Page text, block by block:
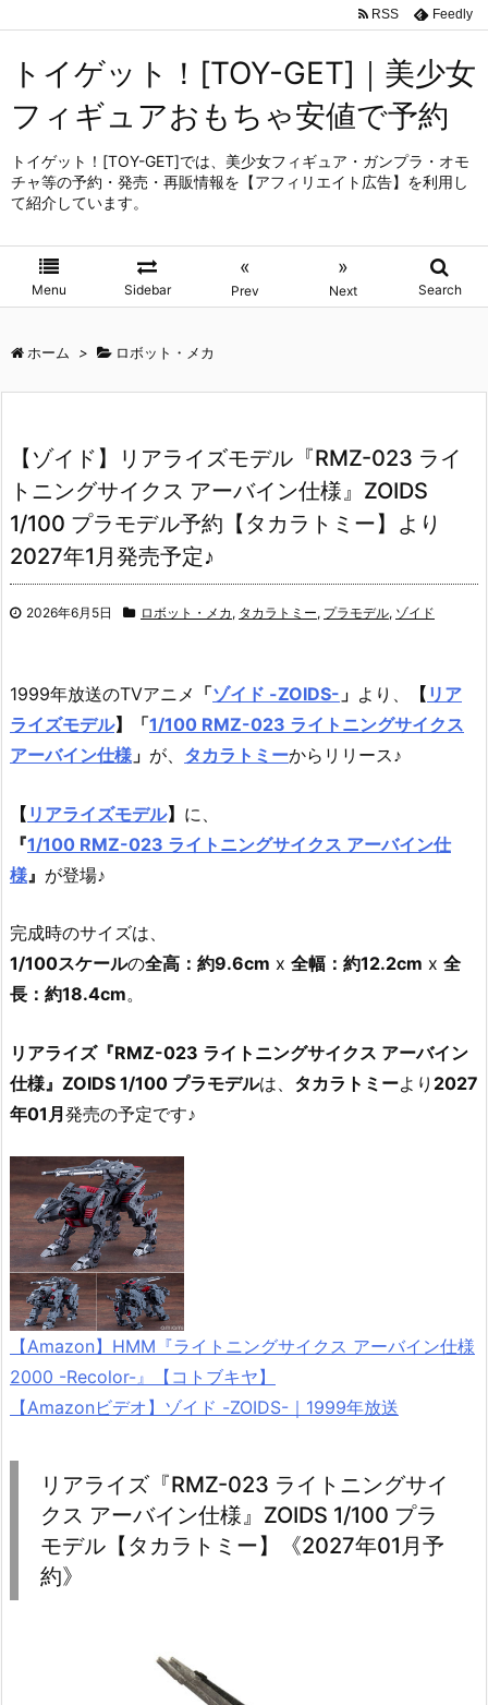
トイゲット！[TOY-GET]｜美少女
フィギュアおもちゃ安値で予約
トイゲット！[TOY-GET]では、美少女フィギュア・ガンプラ・オモ
チャ等の予約・発売・再販情報を【アフィリエイト広告】を利用し
て紹介しています。
Menu Sidebar
«
Prev
»
Next Search
RSS Feedly
ホーム > ロボット・メカ
【ゾイド】リアライズモデル『RMZ-023 ライ
トニングサイクス アーバイン仕様』ZOIDS
1/100 プラモデル予約【タカラトミー】より
2027年1月発売予定♪
2026年6月5日 ロボット・メカ , タカラトミー, プラモデル, ゾイド
1999年放送のTVアニメ 「ゾイド -ZOIDS- 」 より、 【 リア
ライズモデル】 「1/100 RMZ-023 ライトニングサイクス
アーバイン仕様 」 が、 タカラトミーからリリース♪
【 リアライズモデル】 に、
『1/100 RMZ-023 ライトニングサイクス アーバイン仕
様 』 が登場♪
完成時のサイズは、
1/100スケールの全高：約9.6cm x 全幅：約12.2cm x 全
長：約18.4cm。
リアライズ『RMZ-023 ライトニングサイクス アーバイン
仕様』ZOIDS 1/100 プラモデルは、 タカラトミーより 2027
年01月発売の予定です♪
【Amazon】HMM『ライトニングサイクス アーバイン仕様
2000 -Recolor-』【コトブキヤ】
【Amazonビデオ】ゾイド -ZOIDS-｜1999年放送
リアライズ『RMZ-023 ライトニングサイ
クス アーバイン仕様』ZOIDS 1/100 プラ
モデル【タカラトミー】《2027年01月予
約》